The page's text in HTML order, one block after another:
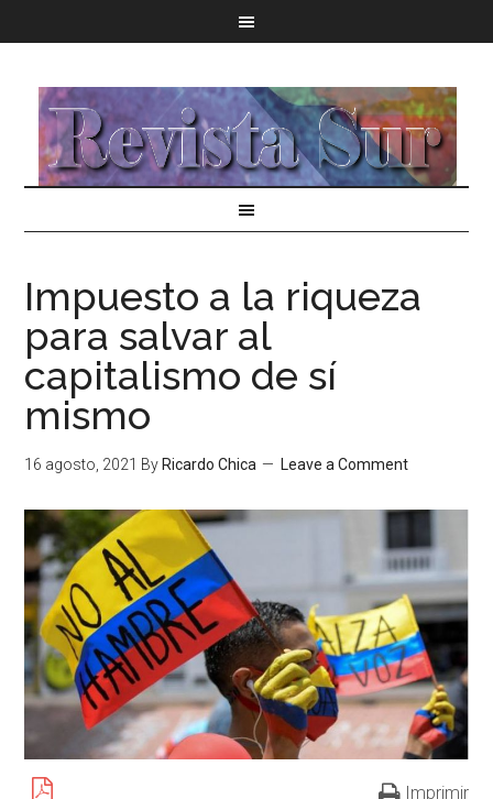
Impuesto a la riqueza
para salvar al
capitalismo de sí
mismo
16 agosto, 2021 By Ricardo Chica Leave a Comment
Imprimir